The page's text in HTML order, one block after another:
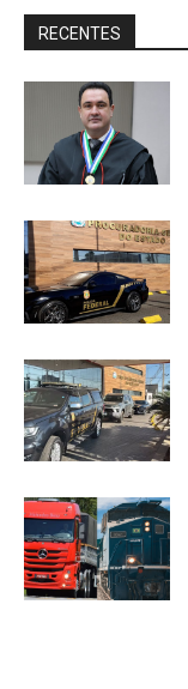
RECENTES